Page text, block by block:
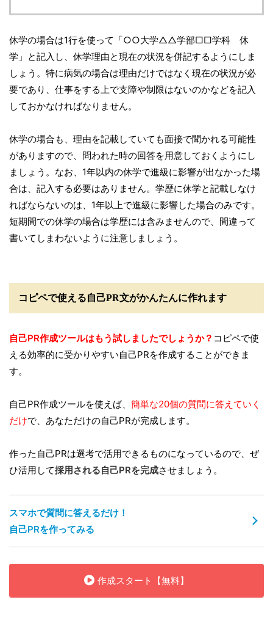
休学の場合は1行を使って「○○大学△△学部□□学科 休
学」と記入し、休学理由と現在の状況を併記するようにしま
しょう。特に病気の場合は理由だけではなく現在の状況が必
要であり、仕事をする上で支障や制限はないのかなどを記入
しておかなければなりません。
休学の場合も、理由を記載していても面接で聞かれる可能性
がありますので、問われた時の回答を用意しておくようにし
ましょう。なお、1年以内の休学で進級に影響が出なかった場
合は、記入する必要はありません。学歴に休学と記載しなけ
ればならないのは、1年以上で進級に影響した場合のみです。
短期間での休学の場合は学歴には含みませんので、間違って
書いてしまわないように注意しましょう。
コピペで使える自己PR文がかんたんに作れます
自己PR作成ツールはもう試しましたでしょうか？ コピペで使
える効率的に受かりやすい自己PRを作成することができま
す。
自己PR作成ツールを使えば、 簡単な20個の質問に答えていく
だけで、あなただけの自己PRが完成します。
作った自己PRは選考で活用できるものになっているので、ぜ
ひ活用して採用される自己PRを完成させましょう。
スマホで質問に答えるだけ！
自己PRを作ってみる
作成スタート【無料】